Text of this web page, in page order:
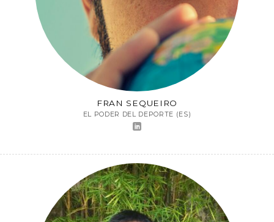
FRAN SEQUEIRO
EL PODER DEL DEPORTE (ES)